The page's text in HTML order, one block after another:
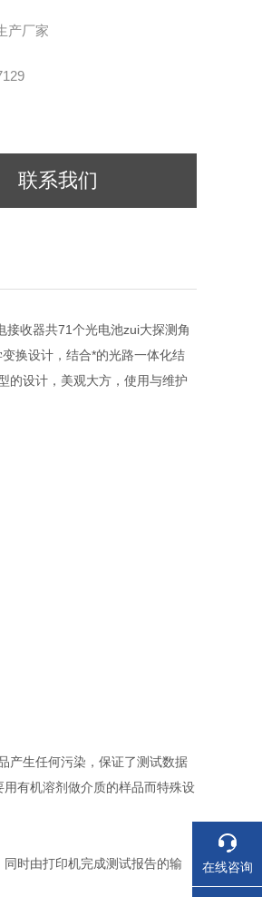
产厂家
联系我们
收器共71个光电池zui大探测角
换设计，结合*的光路一体化结
的设计，美观大方，使用与维护
产生任何污染，保证了测试数据
有机溶剂做介质的样品而特殊设
时由打印机完成测试报告的输
在线咨询